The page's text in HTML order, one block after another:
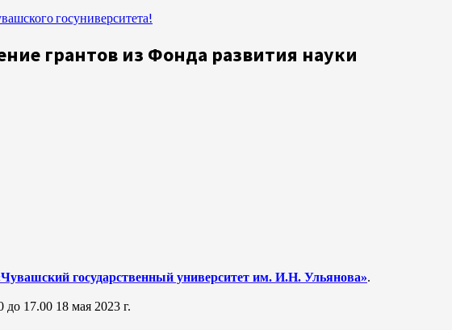
госуниверситета!
грантов из Фонда развития науки
государственный университет им. И.Н. Ульянова».
17.00 18 мая 2023 г.